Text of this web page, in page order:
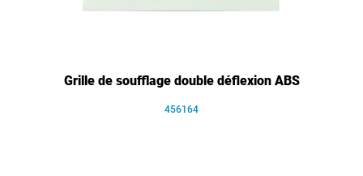
Grille de soufflage double déflexion ABS
456164